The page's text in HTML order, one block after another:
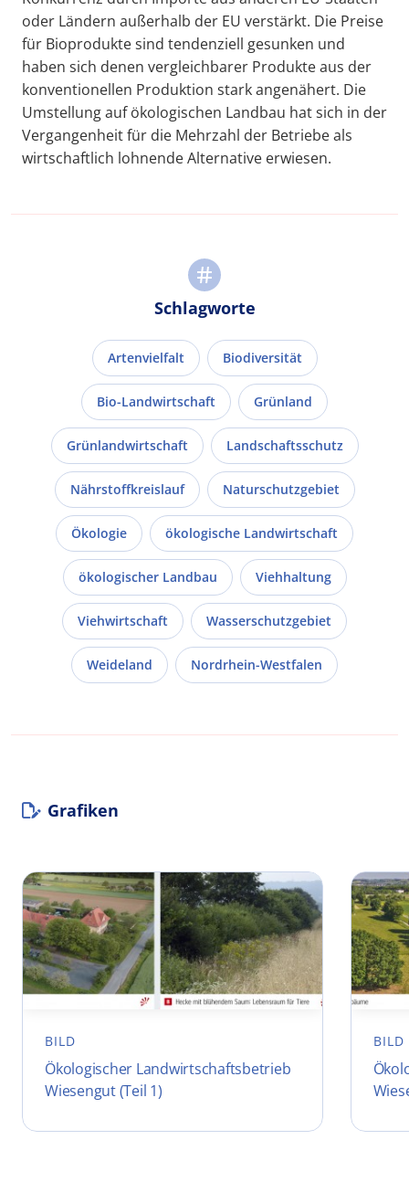
oder Ländern außerhalb der EU verstärkt. Die Preise
für Bioprodukte sind tendenziell gesunken und
haben sich denen vergleichbarer Produkte aus der
konventionellen Produktion stark angenähert. Die
Umstellung auf ökologischen Landbau hat sich in der
Vergangenheit für die Mehrzahl der Betriebe als
wirtschaftlich lohnende Alternative erwiesen.
Schlagworte
Artenvielfalt Biodiversität
Bio-Landwirtschaft Grünland
Grünlandwirtschaft Landschaftsschutz
Nährstoffkreislauf Naturschutzgebiet
Ökologie ökologische Landwirtschaft
ökologischer Landbau Viehhaltung
Viehwirtschaft Wasserschutzgebiet
Weideland Nordrhein-Westfalen
Grafiken
BILD
Ökologischer Landwirtschaftsbetrieb
Wiesengut (Teil 1)
BILD